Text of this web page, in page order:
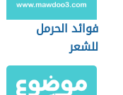
فوائد الحرمل
للشعر